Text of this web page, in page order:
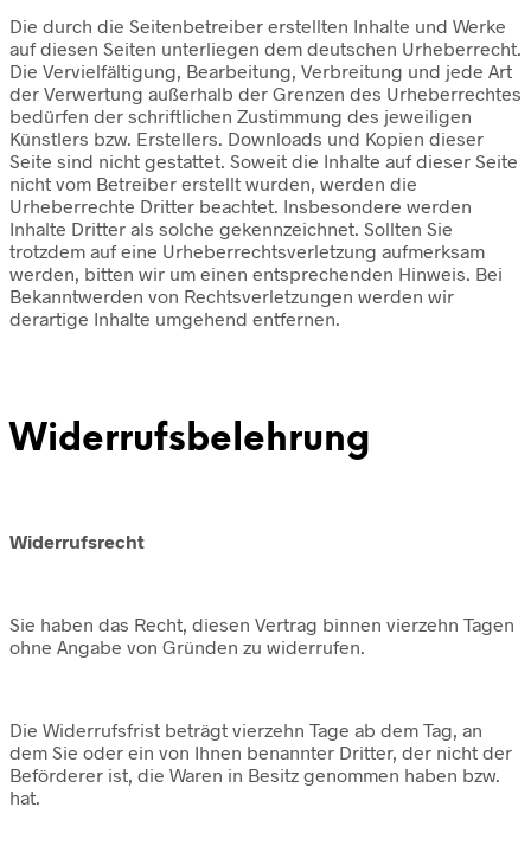
Die durch die Seitenbetreiber erstellten Inhalte und Werke
auf diesen Seiten unterliegen dem deutschen Urheberrecht.
Die Vervielfältigung, Bearbeitung, Verbreitung und jede Art
der Verwertung außerhalb der Grenzen des Urheberrechtes
bedürfen der schriftlichen Zustimmung des jeweiligen
Künstlers bzw. Erstellers. Downloads und Kopien dieser
Seite sind nicht gestattet. Soweit die Inhalte auf dieser Seite
nicht vom Betreiber erstellt wurden, werden die
Urheberrechte Dritter beachtet. Insbesondere werden
Inhalte Dritter als solche gekennzeichnet. Sollten Sie
trotzdem auf eine Urheberrechtsverletzung aufmerksam
werden, bitten wir um einen entsprechenden Hinweis. Bei
Bekanntwerden von Rechtsverletzungen werden wir
derartige Inhalte umgehend entfernen.
Widerrufsbelehrung
Widerrufsrecht
Sie haben das Recht, diesen Vertrag binnen vierzehn Tagen
ohne Angabe von Gründen zu widerrufen.
Die Widerrufsfrist beträgt vierzehn Tage ab dem Tag, an
dem Sie oder ein von Ihnen benannter Dritter, der nicht der
Beförderer ist, die Waren in Besitz genommen haben bzw.
hat.